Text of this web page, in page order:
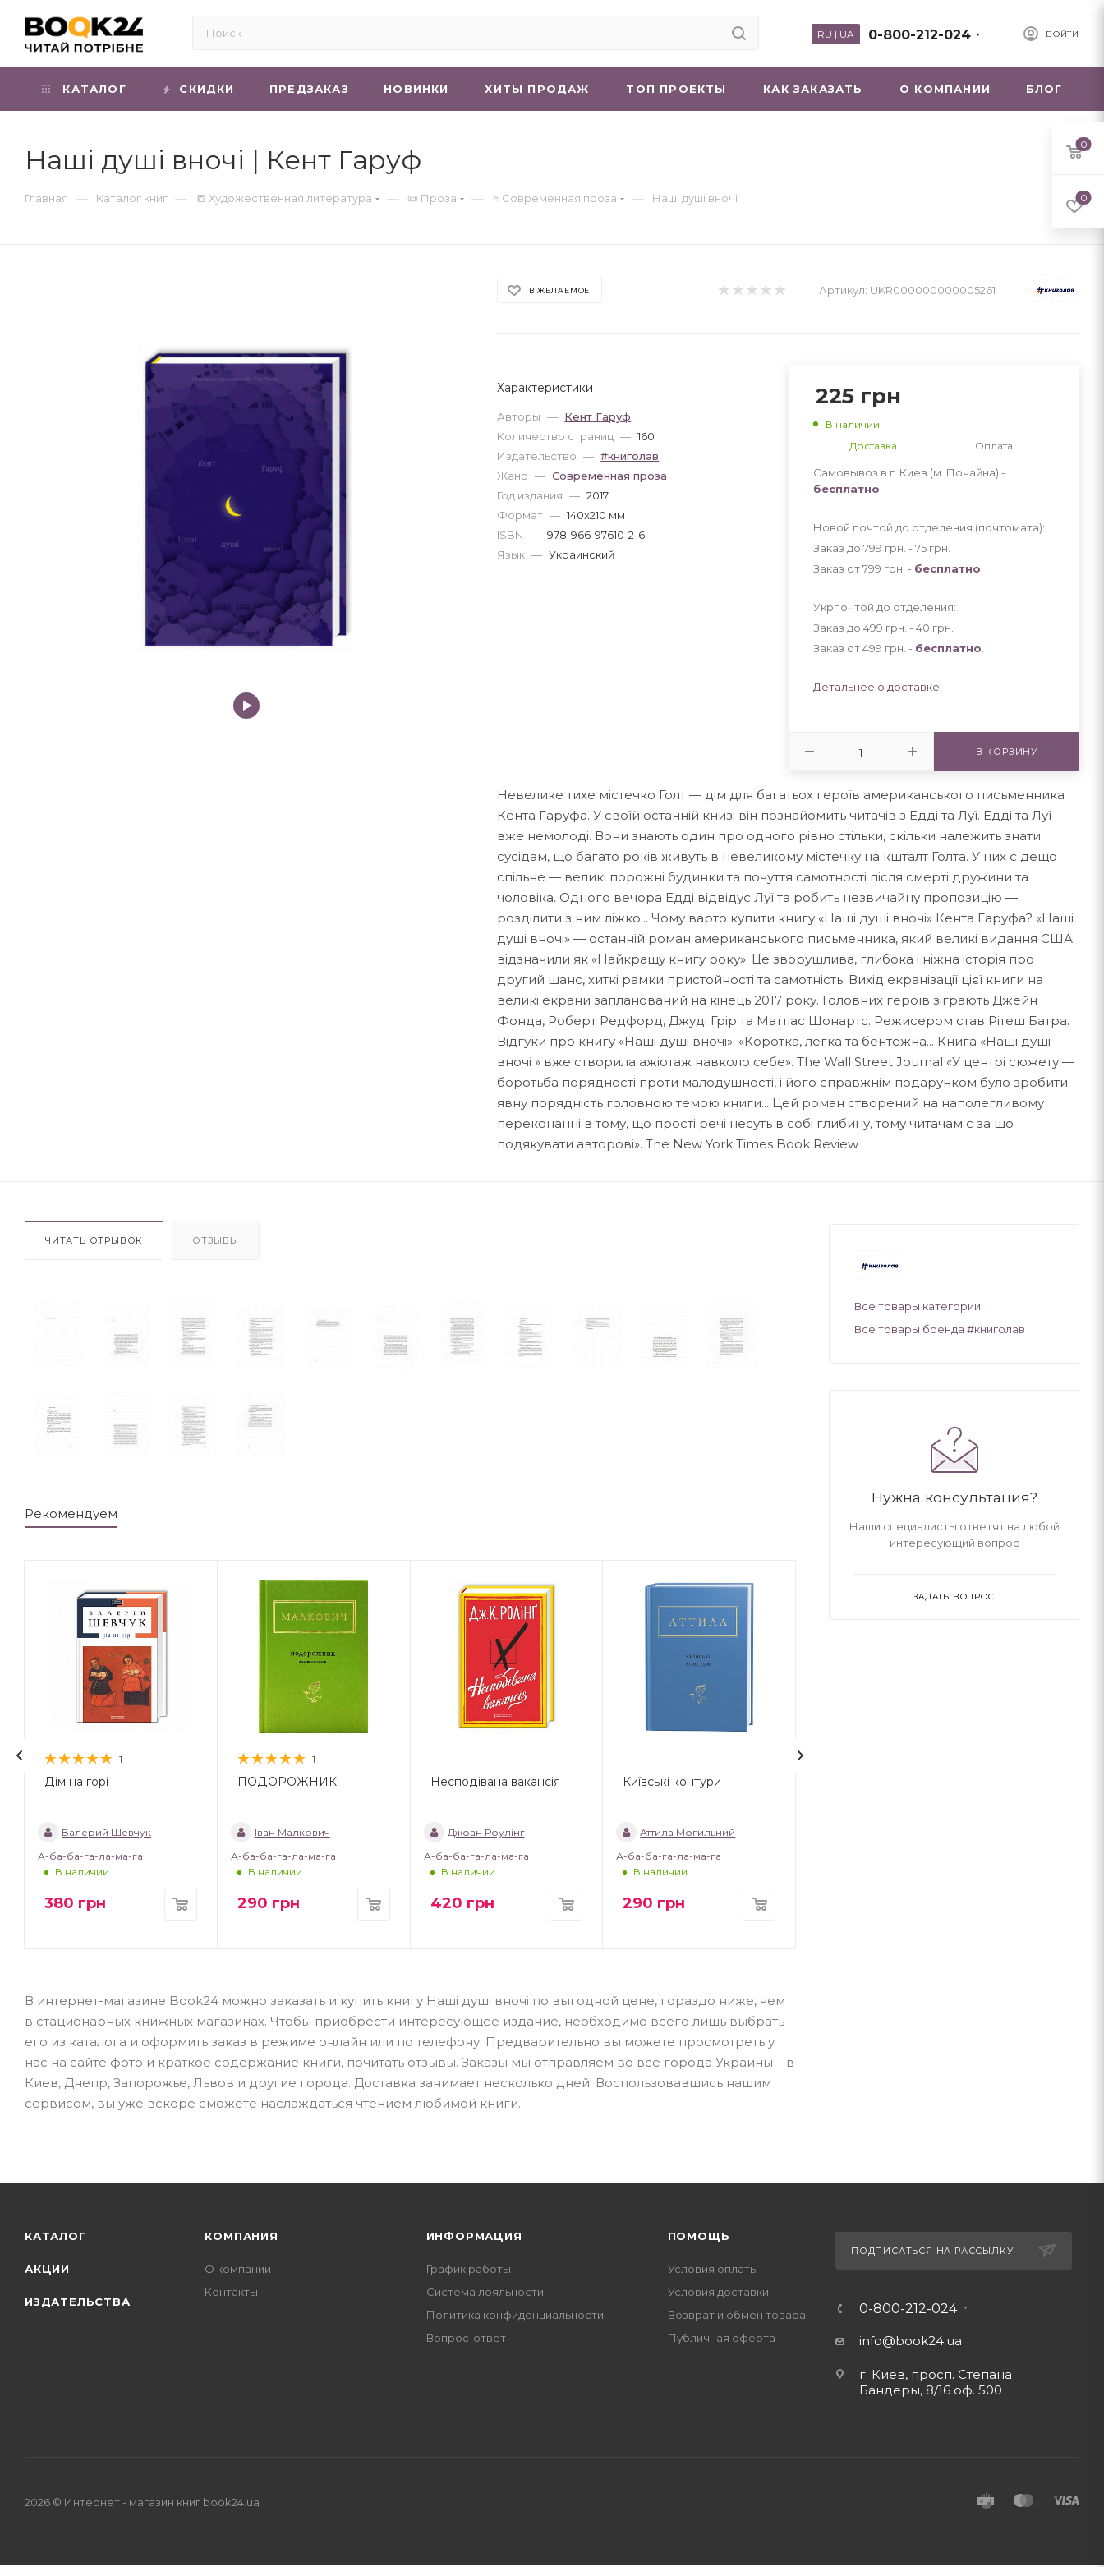
ВОЙТИ
0-800-212-024
RU | UA
КАТАЛОГ СКИДКИ ПРЕДЗАКАЗ НОВИНКИ ХИТЫ ПРОДАЖ ТОП ПРОЕКТЫ КАК ЗАКАЗАТЬ О КОМПАНИИ БЛОГ
Наші душі вночі | Кент Гаруф
Главная — Каталог книг — 📒 Художественная литература — 📜 Проза — ⭐ Современная проза — Наші душі вночі
В ЖЕЛАЕМОЕ Артикул: UKR000000000005261
Характеристики
Авторы — Кент Гаруф
Количество страниц — 160
Издательство — #книголав
Жанр — Современная проза
Год издания — 2017
Формат — 140x210 мм
ISBN — 978-966-97610-2-6
Язык — Украинский
225 грн
В наличии
Доставка
Оплата
Самовывоз в г. Киев (м. Почайна) -
бесплатно
Новой почтой до отделения (почтомата):
Заказ до 799 грн. - 75 грн
Заказ от 799 грн. - бесплатно
Укрпочтой до отделения:
Заказ до 499 грн. - 40 грн
Заказ от 499 грн. - бесплатно
Детальнее о доставке
В КОРЗИНУ
Невелике тихе містечко Голт — дім для багатьох героїв американського письменника
Кента Гаруфа. У своїй останній книзі він познайомить читачів з Едді та Луї. Едді та Луї
вже немолоді. Вони знають один про одного рівно стільки, скільки належить знати
сусідам, що багато років живуть в невеликому містечку на кшталт Голта. У них є дещо
спільне — великі порожні будинки та почуття самотності після смерті дружини та
чоловіка. Одного вечора Едді відвідує Луї та робить незвичайну пропозицію —
розділити з ним ліжко... Чому варто купити книгу «Наші душі вночі» Кента Гаруфа? «Наші
душі вночі» — останній роман американського письменника, який великі видання США
відзначили як «Найкращу книгу року». Це зворушлива, глибока і ніжна історія про
другий шанс, хиткі рамки пристойності та самотність. Вихід екранізації цієї книги на
великі екрани запланований на кінець 2017 року. Головних героїв зіграють Джейн
Фонда, Роберт Редфорд, Джуді Грір та Маттіас Шонартс. Режисером став Рітеш Батра.
Відгуки про книгу «Наші душі вночі»: «Коротка, легка та бентежна... Книга «Наші душі
вночі » вже створила ажіотаж навколо себе». The Wall Street Journal «У центрі сюжету —
боротьба порядності проти малодушності, і його справжнім подарунком було зробити
явну порядність головною темою книги... Цей роман створений на наполегливому
переконанні в тому, що прості речі несуть в собі глибину, тому читачам є за що
подякувати авторові». The New York Times Book Review
ЧИТАТЬ ОТРЫВОК ОТЗЫВЫ
Рекомендуем
1
Дім на горі
Валерий Шевчук
А-ба-ба-га-ла-ма-га
В наличии
380 грн
1
ПОДОРОЖНИК.
Іван Малкович
А-ба-ба-га-ла-ма-га
В наличии
290 грн
Несподівана вакансія
Джоан Роулінг
А-ба-ба-га-ла-ма-га
В наличии
420 грн
Київські контури
Аттила Могильний
А-ба-ба-га-ла-ма-га
В наличии
290 грн
В интернет-магазине Book24 можно заказать и купить книгу Наші душі вночі по выгодной цене, гораздо ниже, чем
в стационарных книжных магазинах. Чтобы приобрести интересующее издание, необходимо всего лишь выбрать
его из каталога и оформить заказ в режиме онлайн или по телефону. Предварительно вы можете просмотреть у
нас на сайте фото и краткое содержание книги, почитать отзывы. Заказы мы отправляем во все города Украины – в
Киев, Днепр, Запорожье, Львов и другие города. Доставка занимает несколько дней. Воспользовавшись нашим
сервисом, вы уже вскоре сможете наслаждаться чтением любимой книги.
Все товары категории
Все товары бренда #книголав
Нужна консультация?
Наши специалисты ответят на любой
интересующий вопрос
ЗАДАТЬ ВОПРОС
КАТАЛОГ
АКЦИИ
ИЗДАТЕЛЬСТВА
КОМПАНИЯ
О компании
Контакты
ИНФОРМАЦИЯ
График работы
Система лояльности
Политика конфиденциальности
Вопрос-ответ
ПОМОЩЬ
Условия оплаты
Условия доставки
Возврат и обмен товара
Публичная оферта
ПОДПИСАТЬСЯ НА РАССЫЛКУ
0-800-212-024
info@book24.ua
г. Киев, просп. Степана
Бандеры, 8/16 оф. 500
2026 © Интернет - магазин книг book24.ua
0
0